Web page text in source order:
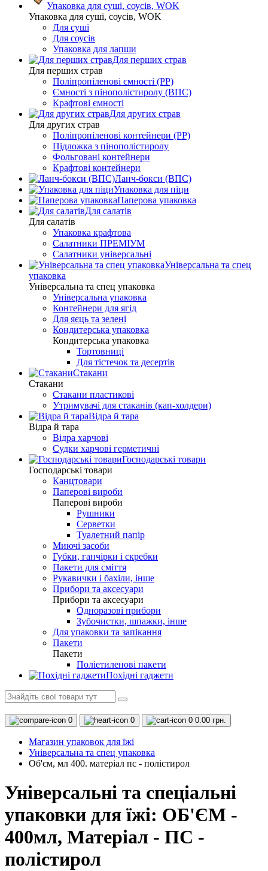
Упаковка для суші, соусів, WOK
Упаковка для суші, соусів, WOK
Для суші
Для соусів
Упаковка для лапши
Для перших страв
Для перших страв
Поліпропіленові ємності (PP)
Ємності з пінополістиролу (ВПС)
Крафтові ємності
Для других страв
Для других страв
Поліпропіленові контейнери (PP)
Підложка з пінополістиролу
Фольговані контейнери
Крафтові контейнери
Ланч-бокси (ВПС)
Упаковка для піци
Паперова упаковка
Для салатів
Для салатів
Упаковка крафтова
Салатники ПРЕМІУМ
Салатники універсальні
Універсальна та спец
упаковка
Універсальна та спец упаковка
Універсальна упаковка
Контейнери для ягід
Для яєць та зелені
Кондитерська упаковка
Кондитерська упаковка
Тортовниці
Для тістечок та десертів
Стакани
Стакани
Стакани пластикові
Утримувачі для стаканів (кап-холдери)
Відра й тара
Відра й тара
Відра харчові
Судки харчові герметичні
Господарські товари
Господарські товари
Канцтовари
Паперові вироби
Паперові вироби
Рушники
Серветки
Туалетний папір
Миючі засоби
Губки, ганчірки і скребки
Пакети для сміття
Рукавички і бахіли, інше
Прибори та аксесуари
Прибори та аксесуари
Одноразові прибори
Зубочистки, шпажки, інше
Для упаковки та запікання
Пакети
Пакети
Поліетиленові пакети
Похідні гаджети
0 0 0 0.00 грн.
Магазин упаковок для їжі
Універсальна та спец упаковка
Об'єм, мл 400. матеріал пс - полістирол
Універсальні та спеціальні
упаковки для їжі: ОБ'ЄМ -
400мл, Матеріал - ПС -
полістирол